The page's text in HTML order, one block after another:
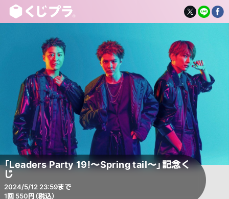
「Leaders Party 19!〜Spring tail〜」記念く
じ
2024/5/12 23:59まで
1回 550円（税込）